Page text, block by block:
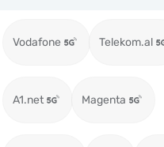
Vodafone Telekom.al
A1.net Magenta